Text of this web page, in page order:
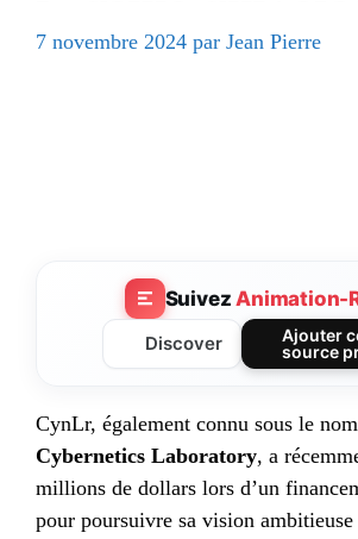
7 novembre 2024 par Jean Pierre
Suivez Animation-
Discover
Ajouter
source
CynLr, également connu sous le
Cybernetics Laboratory, a
millions de dollars lors d’un
pour poursuivre sa vision ambitieuse